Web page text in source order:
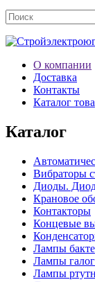
О компании
Доставка
Контакты
Каталог
Каталог
Вибраторы
Диоды.
Крановое
Контакторы
Концевые
Лампы
Лампы
Лампы